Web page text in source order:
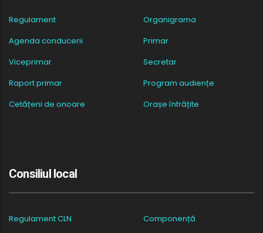
Regulament
Organigrama
Agenda conducerii
Primar
Viceprimar
Secretar
Raport primar
Program audiențe
Cetățeni de onoare
Orașe înfrățite
Consiliul local
Regulament CLN
Componență